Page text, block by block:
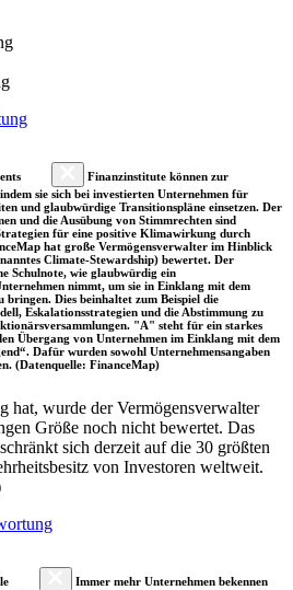
Finanzinstitute können zur
sie sich bei investierten Unternehmen für
und glaubwürdige Transitionspläne einsetzen. Der
und die Ausübung von Stimmrechten sind
für eine positive Klimawirkung durch
hat große Vermögensverwalter im Hinblick
Climate-Stewardship) bewertet. Der
Schulnote, wie glaubwürdig ein
nimmt, um sie in Einklang mit dem
Dies beinhaltet zum Beispiel die
Eskalationsstrategien und die Abstimmung zu
"A" steht für ein starkes
Übergang von Unternehmen im Einklang mit dem
Dafür wurden sowohl Unternehmensangaben
(Datenquelle: FinanceMap)
hat, wurde der Vermögensverwalter
Größe noch nicht bewertet. Das
sich derzeit auf die 30 größten
von Investoren weltweit.
Immer mehr Unternehmen bekennen